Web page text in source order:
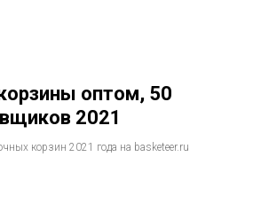
оптом, 50
2021
корзин 2021 года на basketeer.ru